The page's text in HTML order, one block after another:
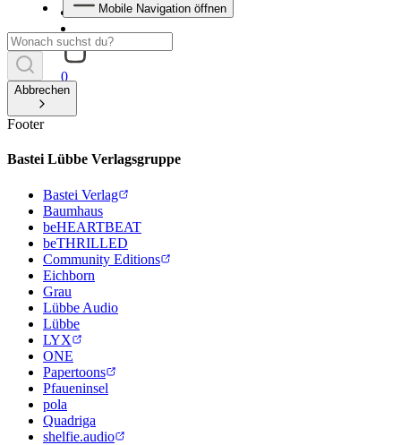
0
Mobile Navigation öffnen
Abbrechen
Footer
Bastei Lübbe Verlagsgruppe
Bastei Verlag
Baumhaus
beHEARTBEAT
beTHRILLED
Community Editions
Eichborn
Grau
Lübbe Audio
Lübbe
LYX
ONE
Papertoons
Pfaueninsel
pola
Quadriga
shelfie.audio